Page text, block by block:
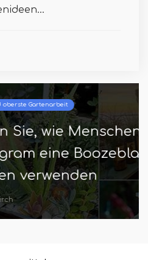
auf
Boozeblasche in